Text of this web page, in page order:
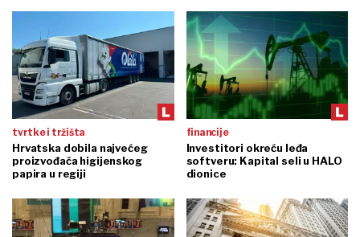
tvrtke i tržišta
Hrvatska dobila najvećeg
proizvođača higijenskog
papira u regiji
financije
Investitori okreću leđa
softveru: Kapital seli u HALO
dionice